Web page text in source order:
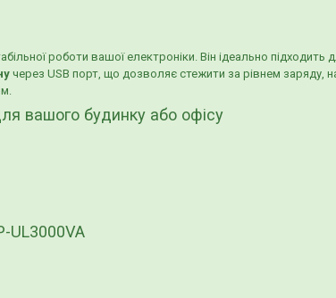
роботи вашої електроніки. Він ідеально підходить
через USB порт, що дозволяє стежити за рівнем заряду,
вашого будинку або офісу
UL3000VA